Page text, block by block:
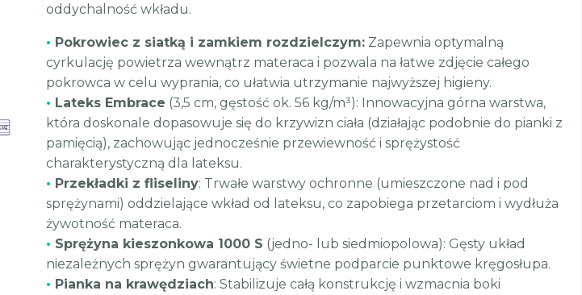
oddychalność wkładu.
• Pokrowiec z siatką i zamkiem rozdzielczym: Zapewnia optymalną
cyrkulację powietrza wewnątrz materaca i pozwala na łatwe zdjęcie całego
pokrowca w celu wyprania, co ułatwia utrzymanie najwyższej higieny.
• Lateks Embrace (3,5 cm, gęstość ok. 56 kg/m³): Innowacyjna górna warstwa,
która doskonale dopasowuje się do krzywizn ciała (działając podobnie do pianki z
pamięcią), zachowując jednocześnie przewiewność i sprężystość
charakterystyczną dla lateksu.
• Przekładki z fliseliny: Trwałe warstwy ochronne (umieszczone nad i pod
sprężynami) oddzielające wkład od lateksu, co zapobiega przetarciom i wydłuża
żywotność materaca.
• Sprężyna kieszonkowa 1000 S (jedno- lub siedmiopolowa): Gęsty układ
niezależnych sprężyn gwarantujący świetne podparcie punktowe kręgosłupa.
• Pianka na krawędziach: Stabilizuje całą konstrukcję i wzmacnia boki